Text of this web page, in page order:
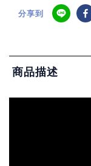
分享到
商品描述